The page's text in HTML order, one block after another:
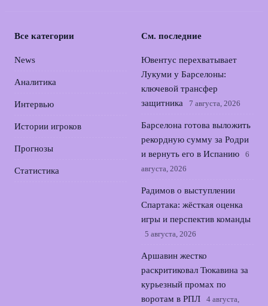
Все категории
News
Аналитика
Интервью
Истории игроков
Прогнозы
Статистика
См. последние
Ювентус перехватывает
Лукуми у Барселоны:
ключевой трансфер
защитника
7 августа, 2026
Барселона готова выложить
рекордную сумму за Родри
и вернуть его в Испанию
6
августа, 2026
Радимов о выступлении
Спартака: жёсткая оценка
игры и перспектив команды
5 августа, 2026
Аршавин жестко
раскритиковал Тюкавина за
курьезный промах по
воротам в РПЛ
4 августа,